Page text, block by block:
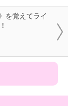
を覚えてライ